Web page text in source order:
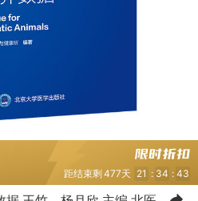
距结束剩 477天 21 : 34 : 42